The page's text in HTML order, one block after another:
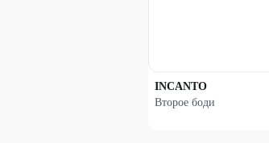
INCANTO
Второе боди